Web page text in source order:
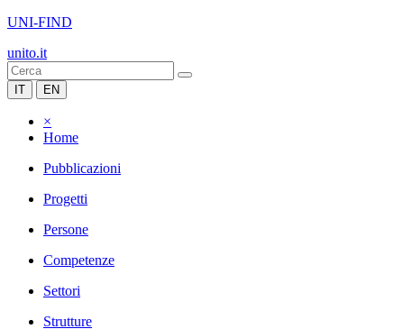
UNI-FIND
unito.it
IT EN
×
Home
Pubblicazioni
Progetti
Persone
Competenze
Settori
Strutture